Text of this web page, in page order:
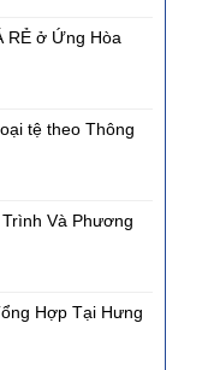
RẺ ở Ứng Hòa
tệ theo Thông
Và Phương
Hợp Tại Hưng